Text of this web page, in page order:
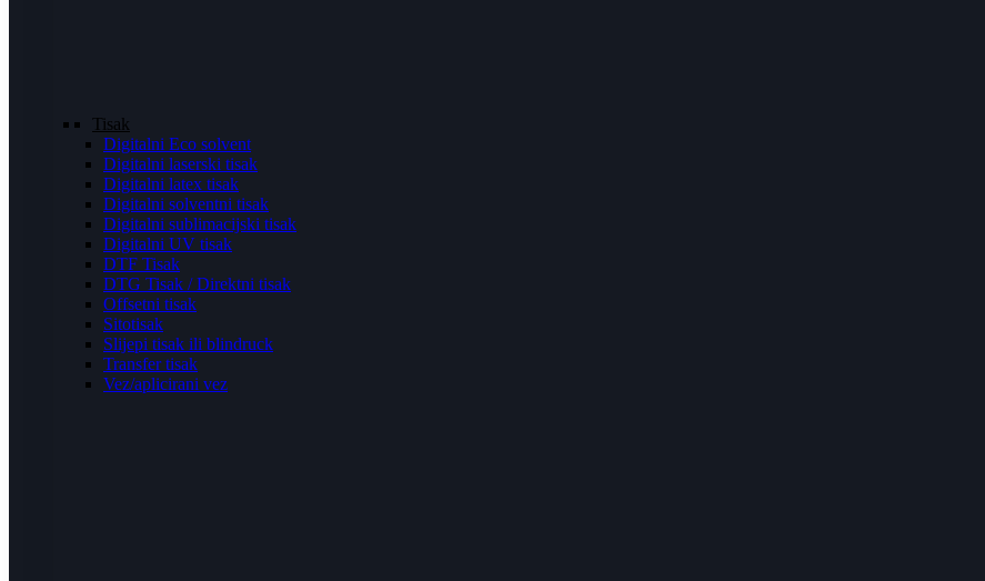
Tisak
Digitalni Eco solvent
Digitalni laserski tisak
Digitalni latex tisak
Digitalni solventni tisak
Digitalni sublimacijski tisak
Digitalni UV tisak
DTF Tisak
DTG Tisak / Direktni tisak
Offsetni tisak
Sitotisak
Slijepi tisak ili blindruck
Transfer tisak
Vez/aplicirani vez